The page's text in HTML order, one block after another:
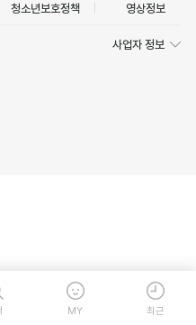
청소년보호정책 영상정보
사업자 정보
MY 최근